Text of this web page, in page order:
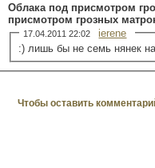
Облака под присмотром
присмотром грозных
17.04.2011 22:02
ierene
:) лишь бы не семь нянек
Чтобы оставить